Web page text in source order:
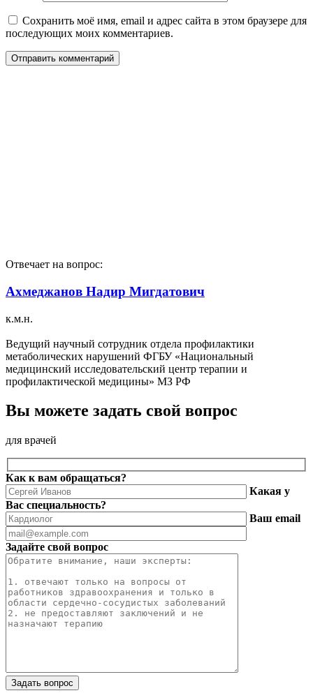
Сохранить моё имя, email и адрес сайта в этом браузере для
последующих моих комментариев.
Отвечает на вопрос:
Ахмеджанов Надир Мигдатович
к.м.н.
Ведущий научный сотрудник отдела профилактики
метаболических нарушений ФГБУ «Национальный
медицинский исследовательский центр терапии и
профилактической медицины» МЗ РФ
Вы можете задать свой вопрос
для врачей
Как к вам обращаться?
Какая у
Вас специальность?
Ваш email
Задайте свой вопрос
Задать вопрос